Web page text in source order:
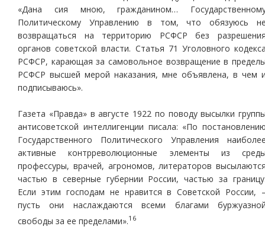
«Дана сия мною, гражданином…
Политическому Управлению в том, что обязуюсь
возвращаться на территорию РСФСР без
органов советской власти. Статья 71 Уголовного
РСФСР, карающая за самовольное возвращение в
РСФСР высшей мерой наказания, мне объявлена, в чем
подписываюсь».
Газета «Правда» в августе 1922 по поводу высылки
антисоветской интеллигенции писала: «По
Государственного Политического Управления
активные контрреволюционные элементы из
профессуры, врачей, агрономов, литераторов
частью в северные губернии России, частью за
Если этим господам не нравится в Советской России,
пусть они наслаждаются всеми благами
свободы за ее пределами».16